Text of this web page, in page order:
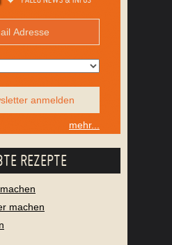
anmelden
mehr...
REZEPTE
machen